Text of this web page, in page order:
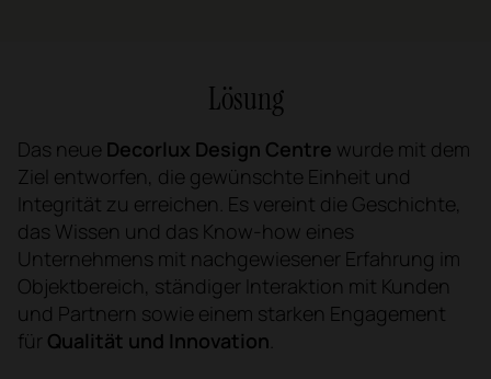
Lösung
Das neue Decorlux Design Centre wurde mit dem
Ziel entworfen, die gewünschte Einheit und
Integrität zu erreichen. Es vereint die Geschichte,
das Wissen und das Know-how eines
Unternehmens mit nachgewiesener Erfahrung im
Objektbereich, ständiger Interaktion mit Kunden
und Partnern sowie einem starken Engagement
für Qualität und Innovation.